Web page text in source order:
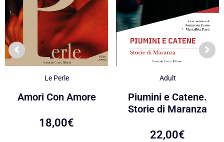
Le Perle
Amori Con Amore
18,00€
Adult
Piumini e Catene.
Storie di Maranza
22,00€